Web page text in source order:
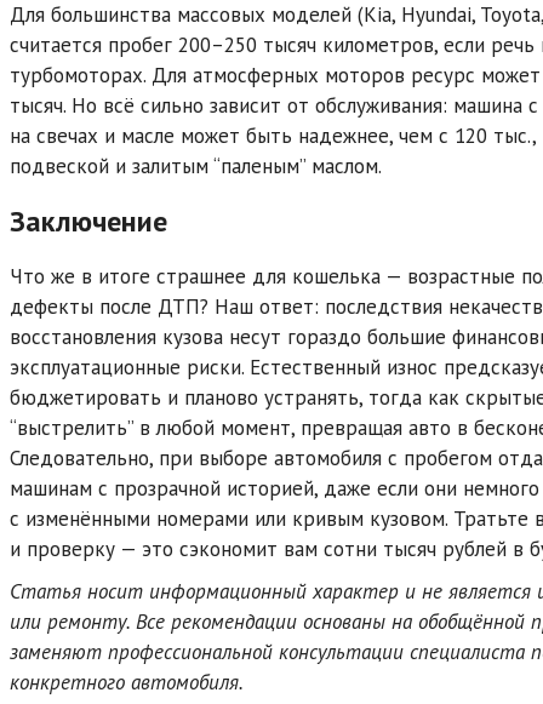
Для большинства массовых моделей (Kia, Hyundai,
считается пробег 200–250 тысяч километров, если
турбомоторах. Для атмосферных моторов ресурс
тысяч. Но всё сильно зависит от обслуживания: машина
на свечах и масле может быть надежнее, чем с 120 тыс.,
подвеской и залитым “паленым” маслом.
Заключение
Что же в итоге страшнее для кошелька — возрастные
дефекты после ДТП? Наш ответ: последствия
восстановления кузова несут гораздо большие
эксплуатационные риски. Естественный износ
бюджетировать и планово устранять, тогда как
“выстрелить” в любой момент, превращая авто в
Следовательно, при выборе автомобиля с пробегом
машинам с прозрачной историей, даже если они
с изменёнными номерами или кривым кузовом. Тратьте
и проверку — это сэкономит вам сотни тысяч рублей в
Статья носит информационный характер и не является
или ремонту. Все рекомендации основаны на обобщённой
заменяют профессиональной консультации специалиста
конкретного автомобиля.